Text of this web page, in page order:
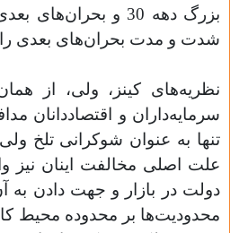
بزرگ دهه 30 و
شدت و مدت بحران‌های بعدی
نظریه‌های کینز، ولی، از
سرمایه‌داران و اقتصاددانان
تنها به عنوان شوکرانی تلخ
علت اصلی مخالفت اینان
دولت در بازار و جهت دادن به
محدودیت‌ها بر محدوده محیط